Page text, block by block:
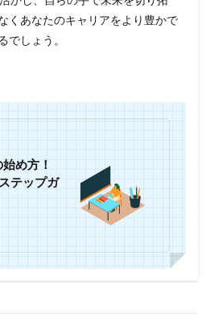
くあなたのキャリアをより豊かで
でしょう。
め方！
テップガ